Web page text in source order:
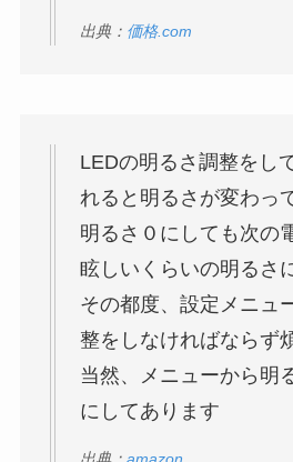
出典： 価格.com
LEDの明るさ調整をし
れると明るさが変わっ
明るさ０にしても次の
眩しいくらいの明るさ
その都度、設定メニュ
整をしなければならず
当然、メニューから明
にしてあります
出典： amazon